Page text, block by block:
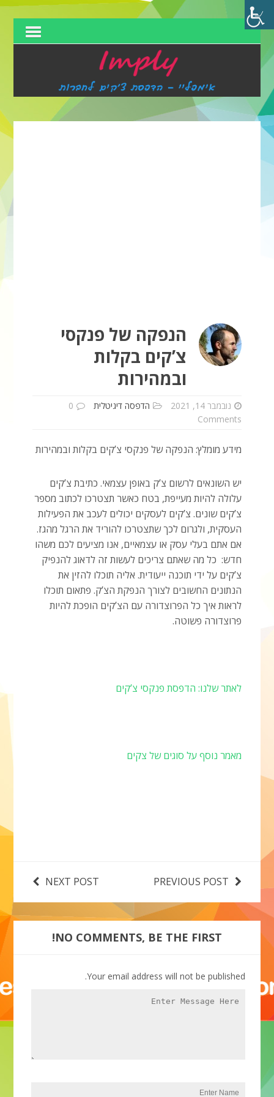
הנפקה של פנקסי
צ’קים בקלות
ובמהירות
נובמבר 14, 2021 הדפסה דיגיטלית
0
Comments
מידע מומלץ: הנפקה של פנקסי צ’קים בקלות ובמהירות
יש השונאים לרשום צ’ק באופן עצמאי. כתיבת צ’קים
עלולה להיות מעייפת, בטח כאשר תצטרכו לכתוב מספר
צ’קים שונים. צ’קים לעסקים יכולים לעכב את הפעילות
העסקית, ולגרום לכך שתצטרכו להוריד את הרגל מהגז.
אם אתם בעלי עסק או עצמאיים, אנו מציעים לכם משהו
חדש: כל מה שאתם צריכים לעשות זה לדאוג להנפיק
צ’קים על ידי תוכנה ייעודית. אליה תוכלו להזין את
הנתונים החשובים לצורך הנפקת הצ’ק. פתאום תוכלו
לראות איך כל הפרוצדורה עם הצ’קים הופכת להיות
פרוצדורה פשוטה.
לאתר שלנו: הדפסת פנקסי צ’קים
מאמר נוסף על סוגים של צקים
PREVIOUS POST
NEXT POST
NO COMMENTS, BE THE FIRST!
Your email address will not be published.